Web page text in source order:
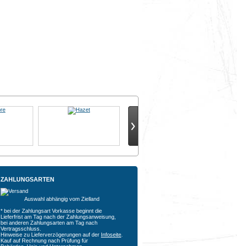
ZAHLUNGSARTEN
Auswahl abhängig vom Zielland
* bei der Zahlungsart Vorkasse beginnt die
Lieferfrist am Tag nach der Zahlungsanweisung,
bei anderen Zahlungsarten am Tag nach
Vertragsschluss.
Hinweise zu Lieferverzögerungen auf der Infoseite
Kauf auf Rechnung nach Prüfung für